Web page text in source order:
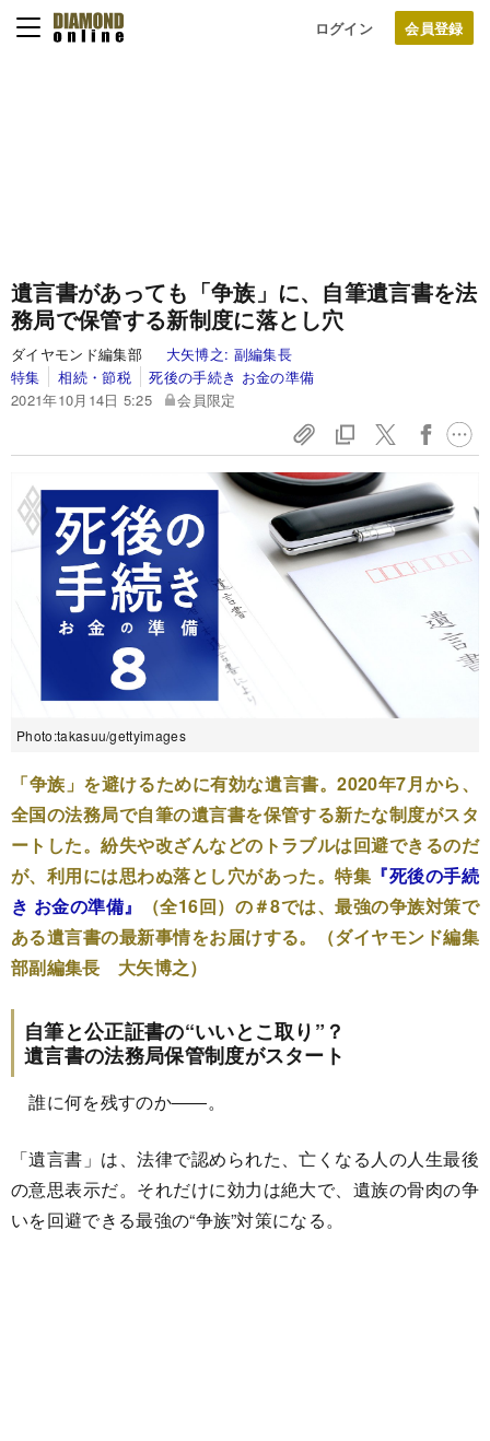
ログイン
遺言書があっても「争族」に、自筆遺言書を法
務局で保管する新制度に落とし穴
ダイヤモンド編集部 大矢博之: 副編集長
特集
相続・節税
死後の手続き お金の準備
2021年10月14日 5:25
会員限定
Photo:takasuu/gettyimages
「争族」を避けるために有効な遺言書。2020年7月から、
全国の法務局で自筆の遺言書を保管する新たな制度がスタ
ートした。紛失や改ざんなどのトラブルは回避できるのだ
が、利用には思わぬ落とし穴があった。特集 『死後の手続
き お金の準備』
（全16回）の＃8では、最強の争族対策で
ある遺言書の最新事情をお届けする。（ダイヤモンド編集
部副編集長 大矢博之）
自筆と公正証書の“いいとこ取り”？
遺言書の法務局保管制度がスタート
誰に何を残すのか――。
「遺言書」は、法律で認められた、亡くなる人の人生最後
の意思表示だ。それだけに効力は絶大で、遺族の骨肉の争
いを回避できる最強の“争族”対策になる。